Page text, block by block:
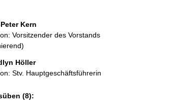
Kern
Vorsitzender des Vorstands
Höller
Stv. Hauptgeschäftsführerin
(8):